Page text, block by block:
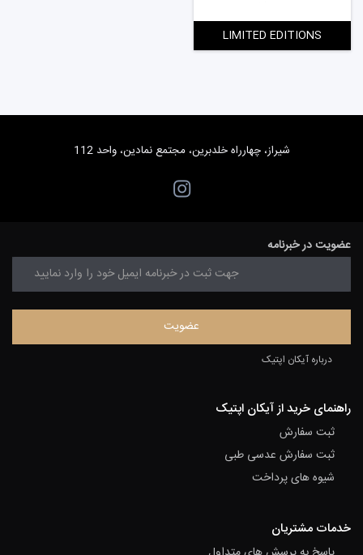
LIMITED EDITIONS
شیراز، چهارراه خلدبرین، مجتمع نمادین، واحد 112
عضویت در خبرنامه
درباره آیکان اپتیک
راهنمای خرید از آیکان اپتیک
ثبت سفارش
ثبت سفارش عدسی طبی
شیوه های پرداخت
خدمات مشتریان